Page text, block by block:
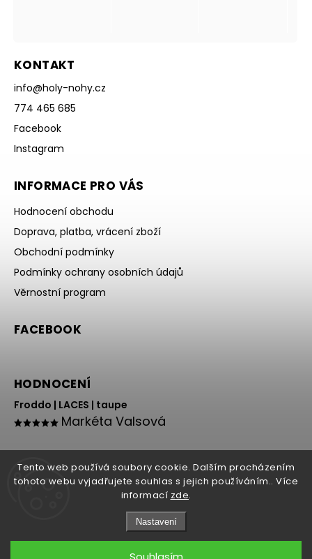
Tento web používá soubory cookie. Dalším procházením
tohoto webu vyjadřujete souhlas s jejich používáním.. Více
informací zde.
Nastavení
KONTAKT
info@holy-nohy.cz
774 465 685
Facebook
Instagram
INFORMACE PRO VÁS
Hodnocení obchodu
Doprava, platba, vrácení zboží
Obchodní podmínky
Podmínky ochrany osobních údajů
Věrnostní program
FACEBOOK
HODNOCENÍ
Froddo | LACES | taupe
Markéta Valsová